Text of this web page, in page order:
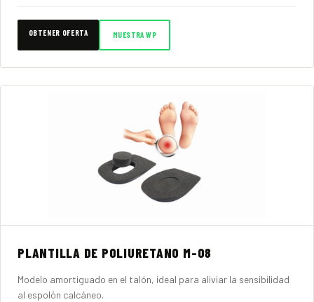
OBTENER OFERTA MUESTRA WP
PLANTILLA DE POLIURETANO M-08
Modelo amortiguado en el talón, ideal para aliviar la sensibilidad
al espolón calcáneo.